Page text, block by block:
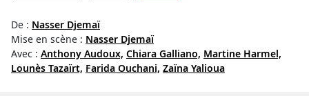
De : Nasser Djemaï
Mise en scène : Nasser Djemaï
Avec : Anthony Audoux, Chiara Galliano, Martine Harmel,
Lounès Tazaïrt, Farida Ouchani, Zaïna Yalioua